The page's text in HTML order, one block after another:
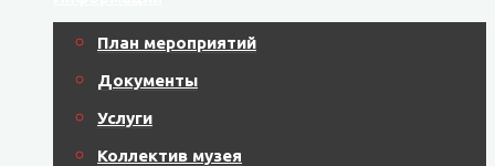
План мероприятий
Документы
Услуги
Коллектив музея